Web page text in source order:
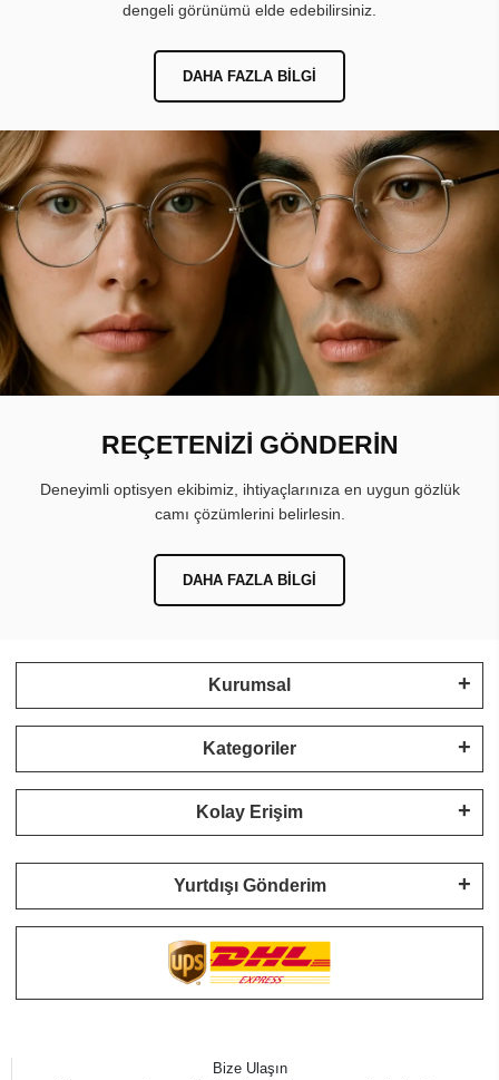
dengeli görünümü elde edebilirsiniz.
DAHA FAZLA BILGI
REÇETENİZİ GÖNDERİN
Deneyimli optisyen ekibimiz, ihtiyaçlarınıza en uygun gözlük
camı çözümlerini belirlesin.
DAHA FAZLA BILGI
Kurumsal
Kategoriler
Kolay Erişim
Yurtdışı Gönderim
Bize Ulaşın